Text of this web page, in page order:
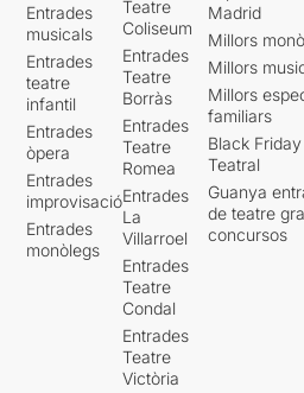
Entrades
musicals
Entrades
teatre
infantil
Entrades
òpera
Entrades
improvisació
Entrades
monòlegs
Teatre
Coliseum
Entrades
Teatre
Borràs
Entrades
Teatre
Romea
Entrades
La
Villarroel
Entrades
Teatre
Condal
Entrades
Teatre
Victòria
Madrid
Millors
Millors
Millors
familiars
Black Friday
Teatral
Guanya
de teatre
concursos